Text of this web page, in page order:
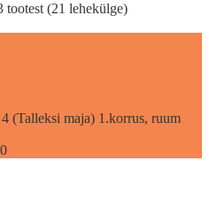
(21 lehekülge)
(Talleksi maja) 1.korrus, ruum